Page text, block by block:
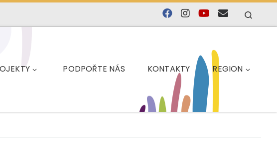
PODPOŘTE NÁS KONTAKTY REGION